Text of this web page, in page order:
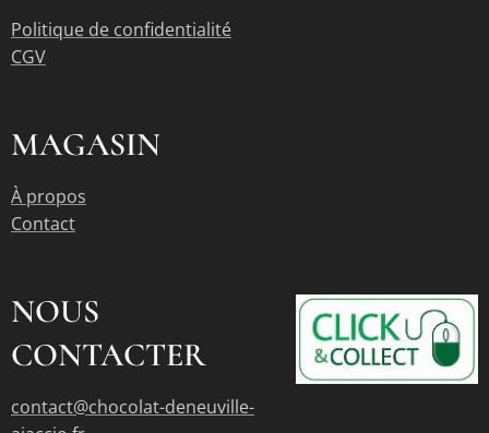
Politique de confidentialité
CGV
MAGASIN
À propos
Contact
NOUS
CONTACTER
contact@chocolat-deneuville-